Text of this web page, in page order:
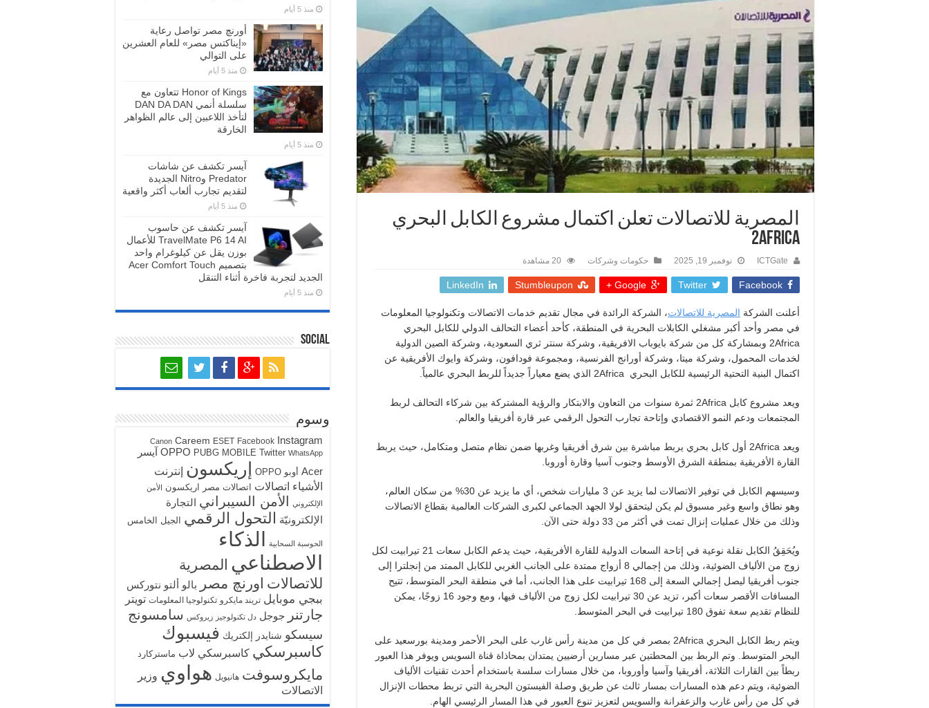
المصرية للاتصالات تعلن اكتمال مشروع الكابل البحري
2Africa
ICTGate نوفمبر 19, 2025 حكومات وشركات 20 مشاهدة
Facebook
Twitter
Google +
Stumbleupon
LinkedIn
أعلنت الشركة المصرية للاتصالات، الشركة الرائدة في مجال تقديم خدمات الاتصالات وتكنولوجيا المعلومات
في مصر وأحد أكبر مشغلي الكابلات البحرية في المنطقة، كأحد أعضاء التحالف الدولي للكابل البحري
2Africa وبمشاركة كل من شركة بايوباب الافريقية، وشركة سنتر ثري السعودية، وشركة الصين الدولية
لخدمات المحمول، وشركة ميتا، وشركة أورانج الفرنسية، ومجموعة فودافون، وشركة وايوك الأفريقية عن
اكتمال البنية التحتية الرئيسية للكابل البحري 2Africa الذي يضع معياراً جديداً للربط البحري عالمياً.
ويعد مشروع كابل 2Africa ثمرة سنوات من التعاون والابتكار والرؤية المشتركة بين شركاء التحالف لربط
المجتمعات ودعم النمو الاقتصادي وإتاحة تجارب التحول الرقمي عبر قارة أفريقيا والعالم.
ويعد 2Africa أول كابل بحري يربط مباشرة بين شرق أفريقيا وغربها ضمن نظام متصل ومتكامل، حيث يربط
القارة الأفريقية بمنطقة الشرق الأوسط وجنوب آسيا وقارة أوروبا.
وسيسهم الكابل في توفير الاتصالات لما يزيد عن 3 مليارات شخص، أي ما يزيد عن 30% من سكان العالم،
وهو نطاق واسع وغير مسبوق لم يكن ليتحقق لولا الجهد الجماعي لكبرى الشركات العالمية بقطاع الاتصالات
وذلك من خلال عمليات إنزال تمت في أكثر من 33 دولة حتى الآن.
ويُحَقِقُ الكابل نقلة نوعية في إتاحة السعات الدولية للقارة الأفريقية، حيث يدعم الكابل سعات 21 تيرابيت لكل
زوج من الألياف الضوئية، وذلك من إجمالي 8 أزواج ممتدة على الجانب الغربي للكابل الممتد من إنجلترا إلى
جنوب أفريقيا ليصل إجمالي السعة إلى 168 تيرابيت على هذا الجانب، أما في منطقة البحر المتوسط، تتيح
المسافات الأقصر سعات أكبر، تزيد عن 30 تيرابيت لكل زوج من الألياف فيها، ومع وجود 16 زوجًا، يمكن
للنظام تقديم سعة تفوق 180 تيرابيت في البحر المتوسط.
ويتم ربط الكابل البحري 2Africa بمصر في كل من مدينة رأس غارب على البحر الأحمر ومدينة بورسعيد على
البحر المتوسط. وتم الربط بين المحطتين عبر مسارين أرضيين يمتدان بمحاذاة قناة السويس ويوفر هذا العبور
ربطاً بين القارات الثلاثة، أفريقيا وآسيا وأوروبا، من خلال مسارات سلسة باستخدام أحدث تقنيات الألياف
الضوئية، ويتم دعم هذه المسارات بمسار ثالث عن طريق وصلة الفيستون البحرية التي تربط محطات الإنزال
في كل من رأس غارب والزعفرانة والسويس لتعزيز تنوع العبور في هذا المسار الرئيسي الهام.
منذ 5 أيام
أورنچ مصر تواصل رعاية
«إيناكتس مصر» للعام العشرين
على التوالي
منذ 5 أيام
Honor of Kings تتعاون مع
سلسلة أنمي DAN DA DAN
لتأخذ اللاعبين إلى عالم الظواهر
الخارقة
منذ 5 أيام
آيسر تكشف عن شاشات
Predator وNitro الجديدة
لتقديم تجارب ألعاب أكثر واقعية
منذ 5 أيام
آيسر تكشف عن حاسوب
TravelMate P6 14 AI للأعمال
بوزن يقل عن كيلوغرام واحد
بتصميم Acer Comfort Touch
الجديد لتجربة فاخرة أثناء التنقل
منذ 5 أيام
Social
وسوم
Canon Careem ESET Facebook Instagram
OPPO PUBG MOBILE Twitter WhatsApp
آيسر
Acer أوبو OPPO إريكسون إنترنت
الأشياء اتصالات اتصالات مصر اريكسون الأمن
الإلكتروني الأمن السيبراني التجارة
الإلكترونيّة التحول الرقمي الجيل الخامس
الحوسبة السحابية الذكاء
الاصطناعي المصرية
للاتصالات اورنچ مصر بالو ألتو نتوركس
ببجي موبايل تريند مايكرو تكنولوجيا المعلومات تويتر
جارتنر جوجل دل تكنولوجيز زيروكس سامسونج
سيسكو شنايدر إلكتريك فيسبوك
كاسبرسكي كاسبرسكي لاب ماستركارد
مايكروسوفت هانيويل هواوي وزير
الاتصالات